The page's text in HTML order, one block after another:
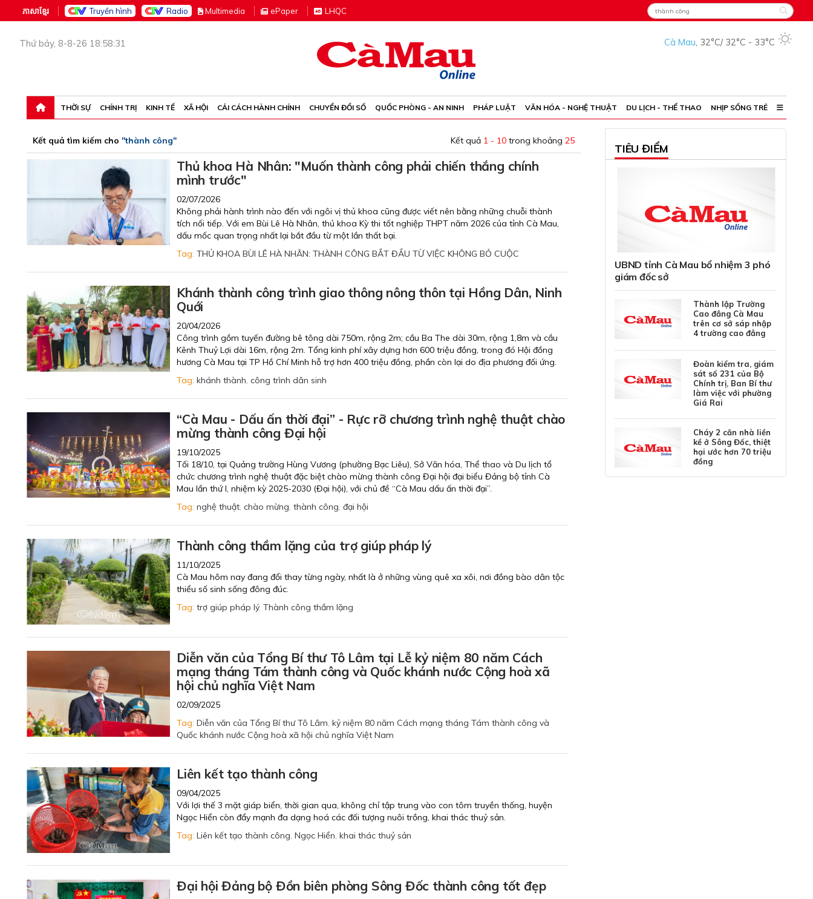
ភាសាខ្មែរ Truyền hình Radio Multimedia ePaper LHQC
Thứ bảy, 8-8-26 18:58:31 Cà Mau, 32°C/ 32°C - 33°C
THỜI SỰ CHÍNH TRỊ KINH TẾ XÃ HỘI CẢI CÁCH HÀNH CHÍNH CHUYỂN ĐỔI SỐ QUỐC PHÒNG - AN NINH PHÁP LUẬT VĂN HÓA - NGHỆ THUẬT DU LỊCH - THỂ THAO NHỊP SỐNG TRẺ
Kết quả tìm kiếm cho "thành công" Kết quả 1 - 10 trong khoảng 25
Thủ khoa Hà Nhân: "Muốn thành công phải chiến thắng chính
mình trước"
02/07/2026
Không phải hành trình nào đến với ngôi vị thủ khoa cũng được viết nên bằng những chuỗi thành
tích nối tiếp. Với em Bùi Lê Hà Nhân, thủ khoa Kỳ thi tốt nghiệp THPT năm 2026 của tỉnh Cà Mau,
dấu mốc quan trọng nhất lại bắt đầu từ một lần thất bại.
Tag: THỦ KHOA BÙI LÊ HÀ NHÂN: THÀNH CÔNG BẮT ĐẦU TỪ VIỆC KHÔNG BỎ CUỘC
Khánh thành công trình giao thông nông thôn tại Hồng Dân, Ninh
Quới
20/04/2026
Công trình gồm tuyến đường bê tông dài 750m, rộng 2m; cầu Ba The dài 30m, rộng 1,8m và cầu
Kênh Thuỷ Lợi dài 16m, rộng 2m. Tổng kinh phí xây dựng hơn 600 triệu đồng, trong đó Hội đồng
hương Cà Mau tại TP Hồ Chí Minh hỗ trợ hơn 400 triệu đồng, phần còn lại do địa phương đối ứng.
Tag: khánh thành, công trình dân sinh
“Cà Mau - Dấu ấn thời đại” - Rực rỡ chương trình nghệ thuật chào
mừng thành công Đại hội
19/10/2025
Tối 18/10, tại Quảng trường Hùng Vương (phường Bạc Liêu), Sở Văn hóa, Thể thao và Du lịch tổ
chức chương trình nghệ thuật đặc biệt chào mừng thành công Đại hội đại biểu Đảng bộ tỉnh Cà
Mau lần thứ I, nhiệm kỳ 2025-2030 (Đại hội), với chủ đề “Cà Mau dấu ấn thời đại”.
Tag: nghệ thuật, chào mừng, thành công, đại hội
Thành công thầm lặng của trợ giúp pháp lý
11/10/2025
Cà Mau hôm nay đang đổi thay từng ngày, nhất là ở những vùng quê xa xôi, nơi đồng bào dân tộc
thiểu số sinh sống đông đúc.
Tag: trợ giúp pháp lý, Thành công thầm lặng
Diễn văn của Tổng Bí thư Tô Lâm tại Lễ kỷ niệm 80 năm Cách
mạng tháng Tám thành công và Quốc khánh nước Cộng hoà xã
hội chủ nghĩa Việt Nam
02/09/2025
Tag: Diễn văn của Tổng Bí thư Tô Lâm, kỷ niệm 80 năm Cách mạng tháng Tám thành công và
Quốc khánh nước Cộng hoà xã hội chủ nghĩa Việt Nam
Liên kết tạo thành công
09/04/2025
Với lợi thế 3 mặt giáp biển, thời gian qua, không chỉ tập trung vào con tôm truyền thống, huyện
Ngọc Hiển còn đẩy mạnh đa dạng hoá các đối tượng nuôi trồng, khai thác thuỷ sản.
Tag: Liên kết tạo thành công, Ngọc Hiển, khai thác thuỷ sản
Đại hội Đảng bộ Đồn biên phòng Sông Đốc thành công tốt đẹp
TIÊU ĐIỂM
UBND tỉnh Cà Mau bổ nhiệm 3 phó
giám đốc sở
Thành lập Trường
Cao đẳng Cà Mau
trên cơ sở sáp nhập
4 trường cao đẳng
Đoàn kiểm tra, giám
sát số 231 của Bộ
Chính trị, Ban Bí thư
làm việc với phường
Giá Rai
Cháy 2 căn nhà liền
kề ở Sông Đốc, thiệt
hại ước hơn 70 triệu
đồng